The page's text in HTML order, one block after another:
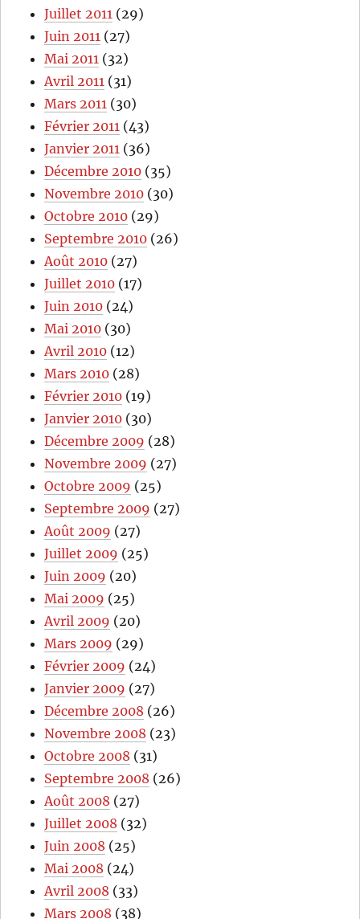
Juillet 2011 (29)
Juin 2011 (27)
Mai 2011 (32)
Avril 2011 (31)
Mars 2011 (30)
Février 2011 (43)
Janvier 2011 (36)
Décembre 2010 (35)
Novembre 2010 (30)
Octobre 2010 (29)
Septembre 2010 (26)
Août 2010 (27)
Juillet 2010 (17)
Juin 2010 (24)
Mai 2010 (30)
Avril 2010 (12)
Mars 2010 (28)
Février 2010 (19)
Janvier 2010 (30)
Décembre 2009 (28)
Novembre 2009 (27)
Octobre 2009 (25)
Septembre 2009 (27)
Août 2009 (27)
Juillet 2009 (25)
Juin 2009 (20)
Mai 2009 (25)
Avril 2009 (20)
Mars 2009 (29)
Février 2009 (24)
Janvier 2009 (27)
Décembre 2008 (26)
Novembre 2008 (23)
Octobre 2008 (31)
Septembre 2008 (26)
Août 2008 (27)
Juillet 2008 (32)
Juin 2008 (25)
Mai 2008 (24)
Avril 2008 (33)
Mars 2008 (38)